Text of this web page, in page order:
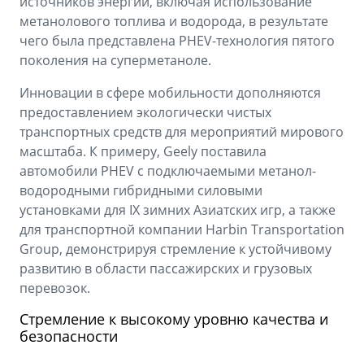
метанолового топлива и водорода, в результате
чего была представлена PHEV-технология пятого
поколения на суперметаноле.
Инновации в сфере мобильности дополняются
предоставлением экологически чистых
транспортных средств для мероприятий мирового
масштаба. К примеру, Geely поставила
автомобили PHEV с подключаемыми метанол-
водородными гибридными силовыми
установками для IX зимних Азиатских игр, а также
для транспортной компании Harbin Transportation
Group, демонстрируя стремление к устойчивому
развитию в области пассажирских и грузовых
перевозок.
Стремление к высокому уровню качества и
безопасности